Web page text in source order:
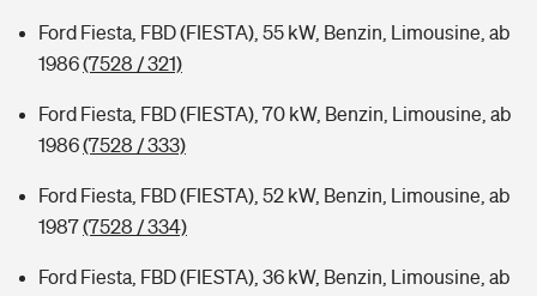
Ford Fiesta, FBD (FIESTA), 55 kW, Benzin, Limousine, ab
1986(7528 / 321)
Ford Fiesta, FBD (FIESTA), 70 kW, Benzin, Limousine, ab
1986(7528 / 333)
Ford Fiesta, FBD (FIESTA), 52 kW, Benzin, Limousine, ab
1987(7528 / 334)
Ford Fiesta, FBD (FIESTA), 36 kW, Benzin, Limousine, ab